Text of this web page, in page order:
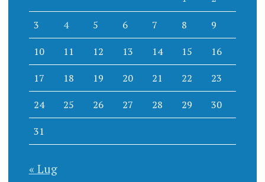
3 4 5 6 7 8 9
10 11 12 13 14 15 16
17 18 19 20 21 22 23
24 25 26 27 28 29 30
31
« Lug